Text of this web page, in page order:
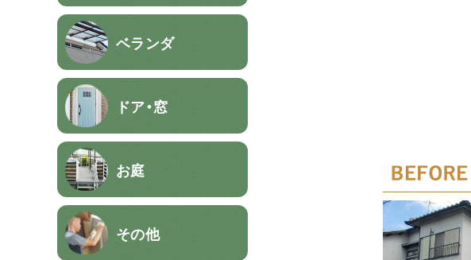
ベランダ
ドア・窓
お庭
その他
Mさまは
中古で
明るくお
外壁塗装
そしてさ
ステキな